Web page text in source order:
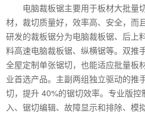
电脑裁板锯主要用于板材大批量
材，裁切质量好，效率高、安全，而
研发的裁板锯分为电脑裁板锯、后上
料高速电脑裁板锯、纵横锯等。双推
全屋定制单张锯切，也能适应批量板
业首选产品。主副两组独立驱动的推
切，提升 40%的锯切效率。专业版
入、锯切编辑、故障显示和排除、模